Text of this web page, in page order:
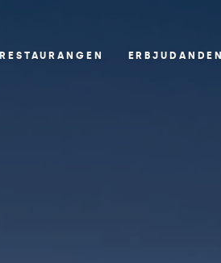
RESTAURANGEN ERBJUDANDEN